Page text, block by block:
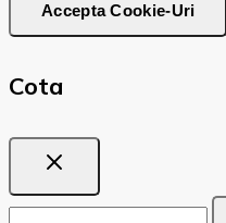
Accepta Cookie-Uri
Cota